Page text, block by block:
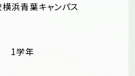
浜青葉キャンパス
1学年